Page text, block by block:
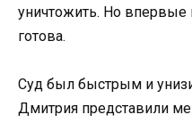
уничтожить. Но
готова.
Суд был быстрым и
Дмитрия представили